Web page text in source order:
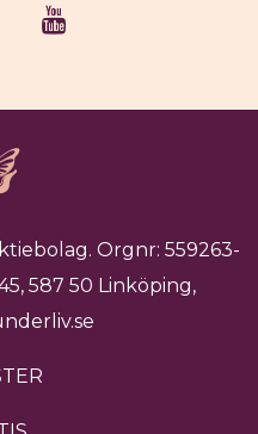
Orgnr: 559263-
587 50 Linköping,